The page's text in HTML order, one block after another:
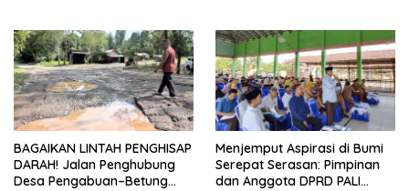
Indonesia
BAGAIKAN LINTAH PENGHISAP
DARAH! Jalan Penghubung
Desa Pengabuan–Betung
Menjemput Aspirasi di Bumi
Serepat Serasan: Pimpinan
dan Anggota DPRD PALI